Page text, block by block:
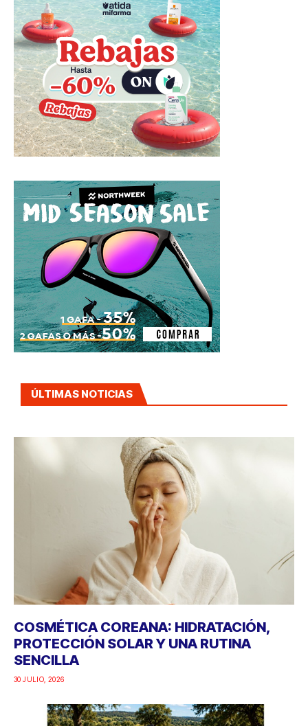
ÚLTIMAS NOTICIAS
COSMÉTICA COREANA: HIDRATACIÓN,
PROTECCIÓN SOLAR Y UNA RUTINA
SENCILLA
30 JULIO, 2026